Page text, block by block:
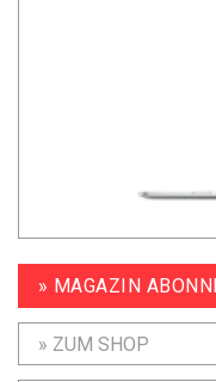
» MAGAZIN
» ZUM SHOP